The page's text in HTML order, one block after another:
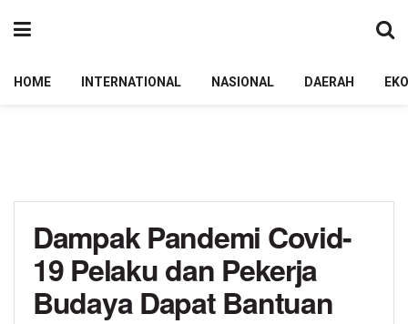
HOME INTERNATIONAL NASIONAL DAERAH
Dampak Pandemi Covid-
19 Pelaku dan Pekerja
Budaya Dapat Bantuan